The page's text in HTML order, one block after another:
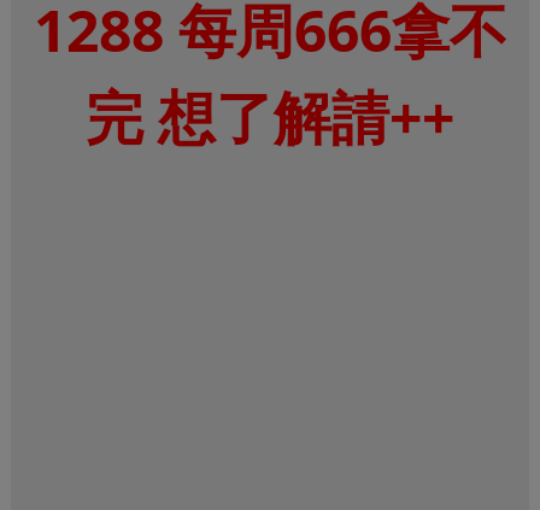
1288 每周666拿不
完 想了解請++